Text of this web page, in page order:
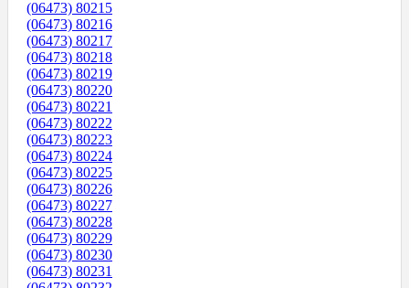
(06473) 80215
(06473) 80216
(06473) 80217
(06473) 80218
(06473) 80219
(06473) 80220
(06473) 80221
(06473) 80222
(06473) 80223
(06473) 80224
(06473) 80225
(06473) 80226
(06473) 80227
(06473) 80228
(06473) 80229
(06473) 80230
(06473) 80231